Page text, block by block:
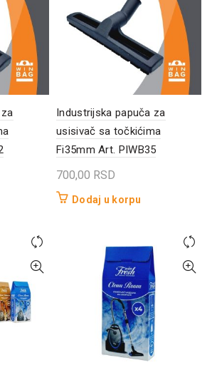
Industrijska papuča za
usisivač sa točkićima
Fi35mm Art. PIWB35
700,00 RSD
Dodaj u korpu